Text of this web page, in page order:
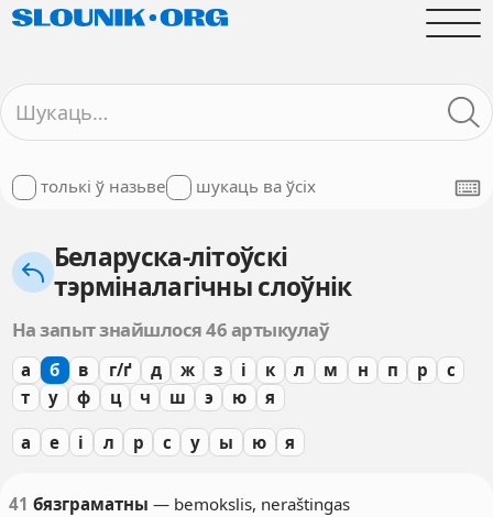
толькі ў назьве шукаць ва ўсіх
Беларуска-літоўскі
тэрміналагічны слоўнік
На запыт знайшлося 46 артыкулаў
а б в г/ґ д ж з і к л м н п р
с
т
у ф ц ч ш э ю я
а е і л р с у ы ю я
41 бязграматны — bemokslis, neraštingas